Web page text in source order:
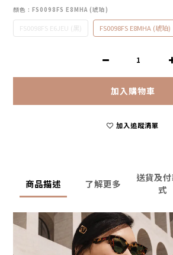
顏色 : FS0098FS E8MHA (琥珀)
FS0098FS E6JEU (黑) FS0098FS E8MHA (琥珀)
加入購物車
加入追蹤清單
商品描述 了解更多
送貨及
式